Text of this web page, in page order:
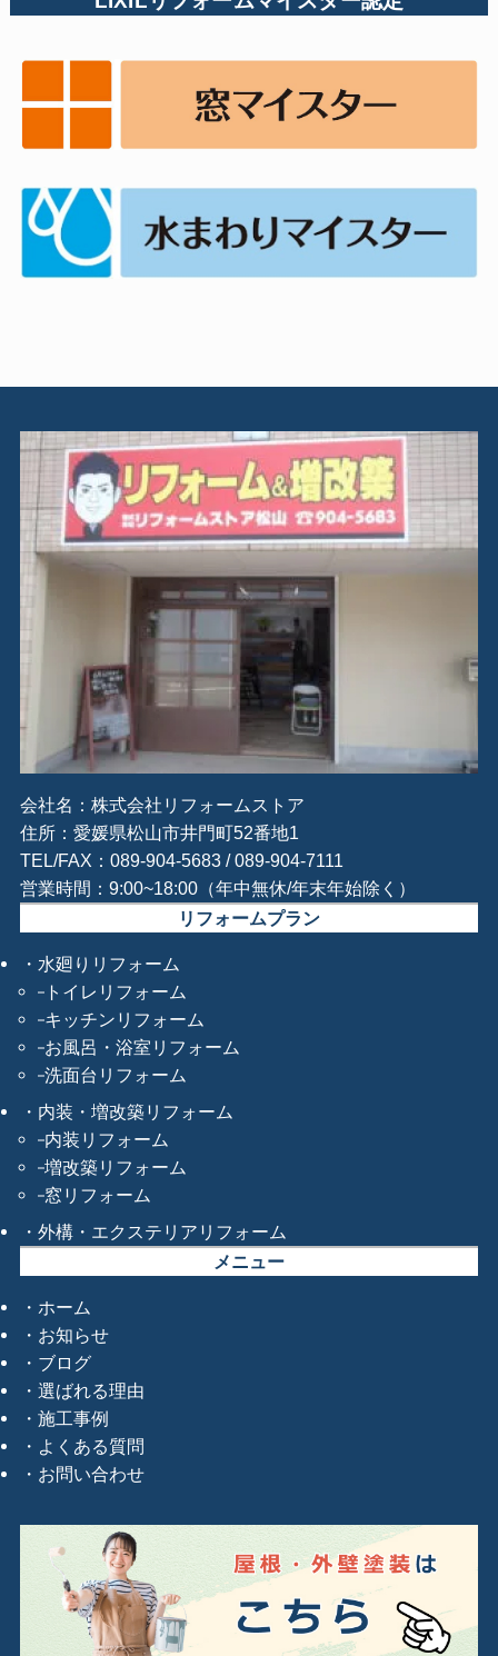
会社名：株式会社リフォームストア
住所：愛媛県松山市井門町52番地1
TEL/FAX：089-904-5683 / 089-904-7111
営業時間：9:00~18:00（年中無休/年末年始除く）
リフォームプラン
水廻りリフォーム
トイレリフォーム
キッチンリフォーム
お風呂・浴室リフォーム
洗面台リフォーム
内装・増改築リフォーム
内装リフォーム
増改築リフォーム
窓リフォーム
外構・エクステリアリフォーム
メニュー
ホーム
お知らせ
ブログ
選ばれる理由
施工事例
よくある質問
お問い合わせ